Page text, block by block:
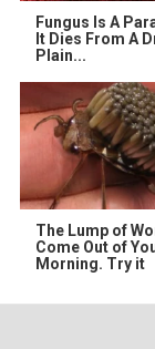
Fungus Is A
It Dies From A
Plain...
The Lump of
Come Out of
Morning. Try it